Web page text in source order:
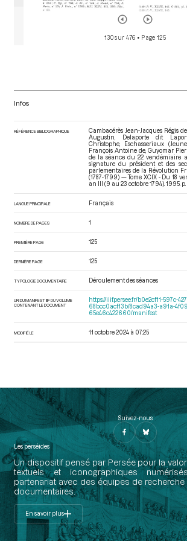
130 sur 476 • Page 125
Infos
RÉFÉRENCE BIBLIOGRAPHIQUE
Cambacérès Jean-Jacques Régis
Augustin, Delaporte dit
Christophe, Eschasseriaux
François Antoine de, Guyomar
de la séance du 22 vendémiaire
signature du président et des
parlementaires de la Révolution
(1787-1799) — Tome XCIX - Du 18
an III (9 au 23 octobre 1794) . 1995. p.
LANGUE PRINCIPALE Français
NOMBRE DE PAGES 1
PREMIÈRE PAGE 125
DERNIÈRE PAGE 125
TYPOLOGIE DOCUMENTAIRE Déroulement des séances
URI DU MANIFEST IIIF DU VOLUME
CONTENANT LE DOCUMENT
https://iiif.persee.fr/b0e2cf11-597c-
68bcc0acf13b/8cad94a3-a91a-
65e46c422660/manifest
MODIFIÉ LE 11 octobre 2024 à 07:25
Suivez-nous
Les perséides
Un dispositif pensé par Persée pour la
textuels et iconographiques
partenariat avec des équipes de
documentaires.
En savoir plus